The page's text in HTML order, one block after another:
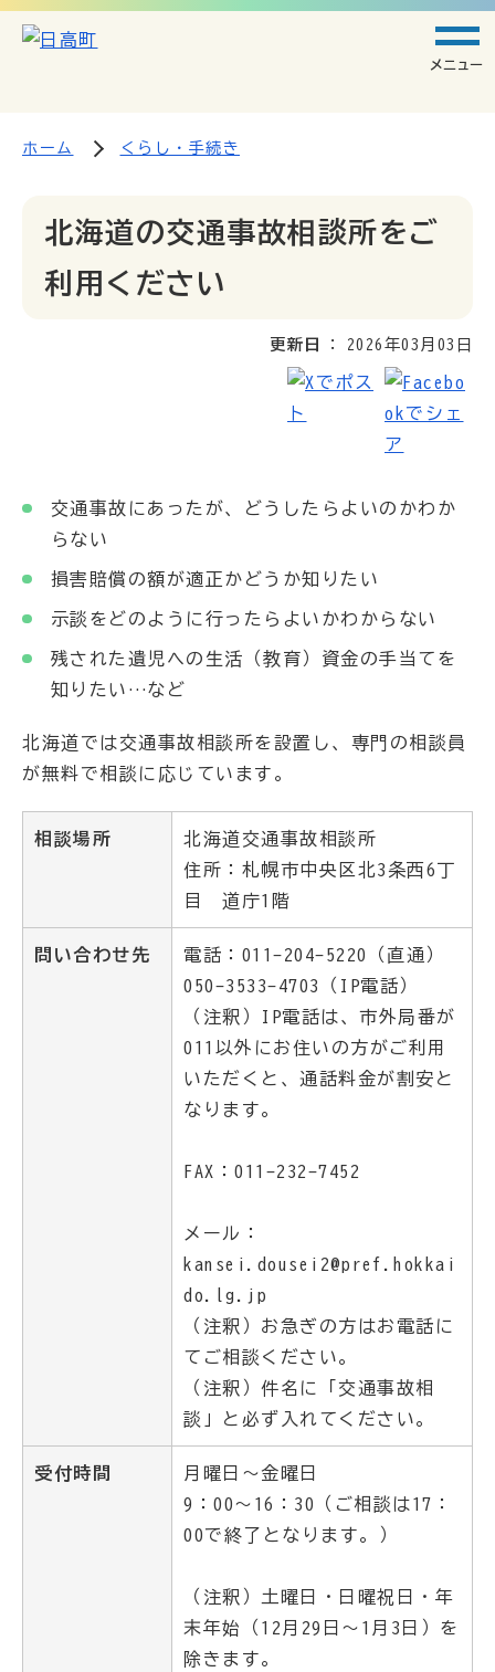
メニュー
ホーム くらし・手続き
北海道の交通事故相談所をご
利用ください
更新日 2026年03月03日
交通事故にあったが、どうしたらよいのかわか
らない
損害賠償の額が適正かどうか知りたい
示談をどのように行ったらよいかわからない
残された遺児への生活（教育）資金の手当てを
知りたい…など
北海道では交通事故相談所を設置し、専門の相談員
が無料で相談に応じています。
相談場所
北海道交通事故相談所
住所：札幌市中央区北3条西6丁
目 道庁1階
問い合わせ先
電話：011-204-5220（直通）
050-3533-4703（IP電話）
（注釈）IP電話は、市外局番が
011以外にお住いの方がご利用
いただくと、通話料金が割安と
なります。
FAX：011-232-7452
メール：
kansei.dousei2@pref.hokkai
do.lg.jp
（注釈）お急ぎの方はお電話に
てご相談ください。
（注釈）件名に「交通事故相
談」と必ず入れてください。
受付時間
月曜日～金曜日
9：00～16：30（ご相談は17：
00で終了となります。）
（注釈）土曜日・日曜祝日・年
末年始（12月29日～1月3日）を
除きます。